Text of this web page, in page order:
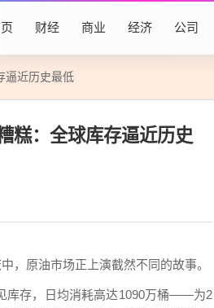
财经 商业 经济 公司
逼近历史最低
糕：全球库存逼近历史
，原油市场正上演截然不同的故事。
库存，日均消耗高达1090万桶——为2